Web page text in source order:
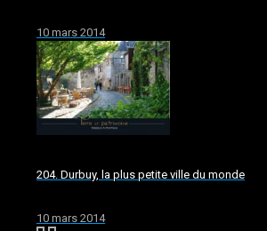
10 mars 2014
204. Durbuy, la plus petite ville du monde
10 mars 2014